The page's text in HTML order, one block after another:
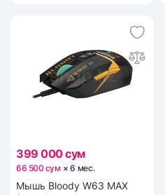
399 000 сум
66 500 сум ×6 мес.
Мышь Bloody W63 MAX